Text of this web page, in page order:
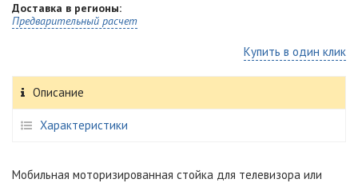
Доставка в регионы:
Предварительный расчет
Купить в один клик
Описание
Характеристики
Мобильная моторизированная стойка для телевизора или